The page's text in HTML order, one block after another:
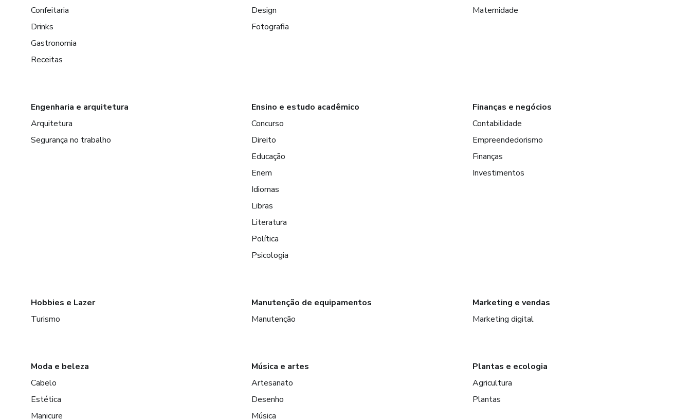
Confeitaria
Drinks
Gastronomia
Receitas
Design
Fotografia
Maternidade
Engenharia e arquitetura
Arquitetura
Segurança no trabalho
Ensino e estudo acadêmico
Concurso
Direito
Educação
Enem
Idiomas
Libras
Literatura
Política
Psicologia
Finanças e negócios
Contabilidade
Empreendedorismo
Finanças
Investimentos
Hobbies e Lazer
Turismo
Manutenção de equipamentos
Manutenção
Marketing e vendas
Marketing digital
Moda e beleza
Cabelo
Estética
Manicure
Música e artes
Artesanato
Desenho
Música
Plantas e ecologia
Agricultura
Plantas